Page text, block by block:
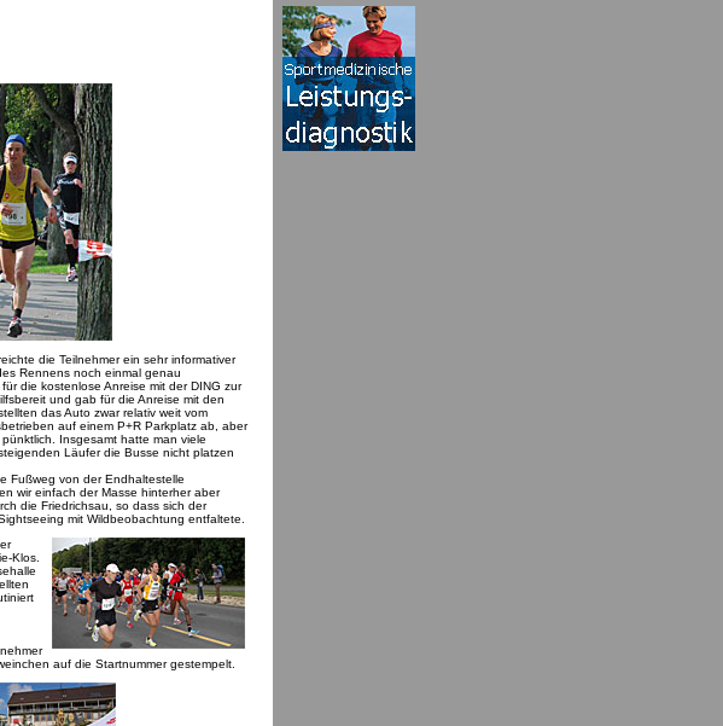
die Teilnehmer ein sehr informativer
Rennens noch einmal genau
die kostenlose Anreise mit der DING zur
und gab für die Anreise mit den
das Auto zwar relativ weit vom
auf einem P+R Parkplatz ab, aber
Insgesamt hatte man viele
Läufer die Busse nicht platzen
Fußweg von der Endhaltestelle
wir einfach der Masse hinterher aber
die Friedrichsau, so dass sich der
mit Wildbeobachtung entfaltete.
Klos.
auf die Startnummer gestempelt.